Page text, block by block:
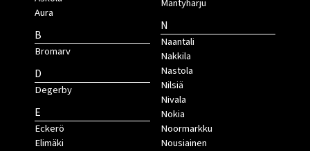
Aura
B
Bromarv
D
Degerby
E
Eckerö
Elimäki
Mäntyharju
N
Naantali
Nakkila
Nastola
Nilsiä
Nivala
Nokia
Noormarkku
Nousiainen